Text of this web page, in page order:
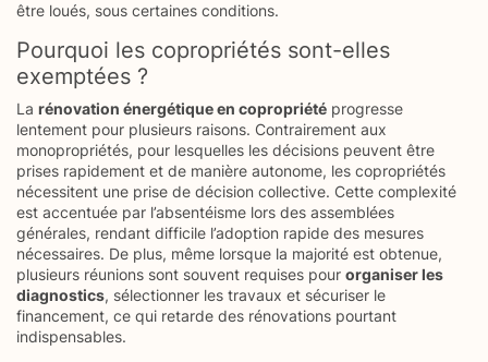
être loués, sous certaines conditions.
Pourquoi les copropriétés sont-elles
exemptées ?
La rénovation énergétique en copropriété progresse
lentement pour plusieurs raisons. Contrairement aux
monopropriétés, pour lesquelles les décisions peuvent être
prises rapidement et de manière autonome, les copropriétés
nécessitent une prise de décision collective. Cette complexité
est accentuée par l’absentéisme lors des assemblées
générales, rendant difficile l’adoption rapide des mesures
nécessaires. De plus, même lorsque la majorité est obtenue,
plusieurs réunions sont souvent requises pour organiser les
diagnostics, sélectionner les travaux et sécuriser le
financement, ce qui retarde des rénovations pourtant
indispensables.